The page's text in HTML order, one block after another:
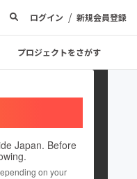
ログイン / 新規会員登録
プロジェクトをさがす
Japan. Before
on your